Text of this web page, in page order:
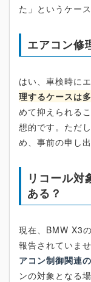
た」というケー
エアコン修
はい、車検時に
理するケースは
めて抑えられる
想的です。ただ
め、事前の申し
リコール対
ある？
現在、BMW X3
報告されていま
アコン制御関連
ンの対象となる